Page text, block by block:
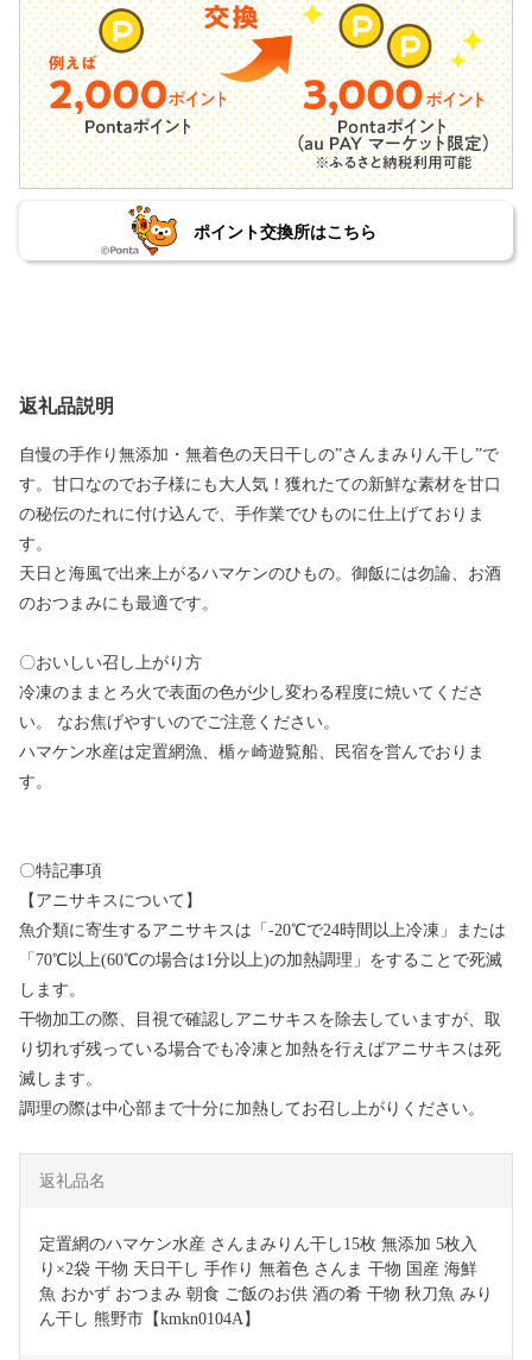
ポイント交換所はこちら
返礼品説明
自慢の手作り無添加・無着色の天日干しの”さんまみりん干し”で
す。甘口なのでお子様にも大人気！獲れたての新鮮な素材を甘口
の秘伝のたれに付け込んで、手作業でひものに仕上げておりま
す。
天日と海風で出来上がるハマケンのひもの。御飯には勿論、お酒
のおつまみにも最適です。
〇おいしい召し上がり方
冷凍のままとろ火で表面の色が少し変わる程度に焼いてくださ
い。 なお焦げやすいのでご注意ください。
ハマケン水産は定置網漁、楯ヶ崎遊覧船、民宿を営んでおりま
す。
〇特記事項
【アニサキスについて】
魚介類に寄生するアニサキスは「-20℃で24時間以上冷凍」または
「70℃以上(60℃の場合は1分以上)の加熱調理」をすることで死滅
します。
干物加工の際、目視で確認しアニサキスを除去していますが、取
り切れず残っている場合でも冷凍と加熱を行えばアニサキスは死
滅します。
調理の際は中心部まで十分に加熱してお召し上がりください。
返礼品名
定置網のハマケン水産 さんまみりん干し15枚 無添加 5枚入
り×2袋 干物 天日干し 手作り 無着色 さんま 干物 国産 海鮮
魚 おかず おつまみ 朝食 ご飯のお供 酒の肴 干物 秋刀魚 みり
ん干し 熊野市【kmkn0104A】